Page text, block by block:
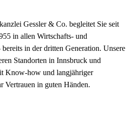
Gessler & Co. begleitet Sie seit
in allen Wirtschafts- und
bereits in der dritten Generation. Unsere
Standorten in Innsbruck und
Know-how und langjähriger
Vertrauen in guten Händen.